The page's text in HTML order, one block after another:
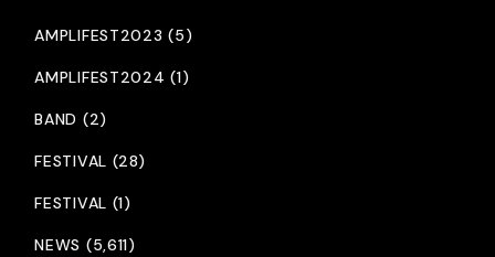
AMPLIFEST2023 (5)
AMPLIFEST2024 (1)
BAND (2)
FESTIVAL (28)
FESTIVAL (1)
NEWS (5,611)